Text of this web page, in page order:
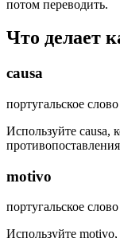
потом переводить.
Что делает
causa
португальское
Используйте causa,
motivo
португальское
Используйте motivo,